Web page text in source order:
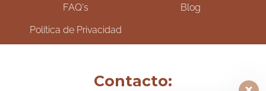
FAQ's
Política de Privacidad
Blog
Contacto: